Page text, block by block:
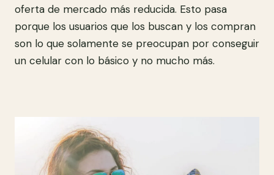
oferta de mercado más reducida. Esto pasa
porque los usuarios que los buscan y los compran
son lo que solamente se preocupan por conseguir
un celular con lo básico y no mucho más.